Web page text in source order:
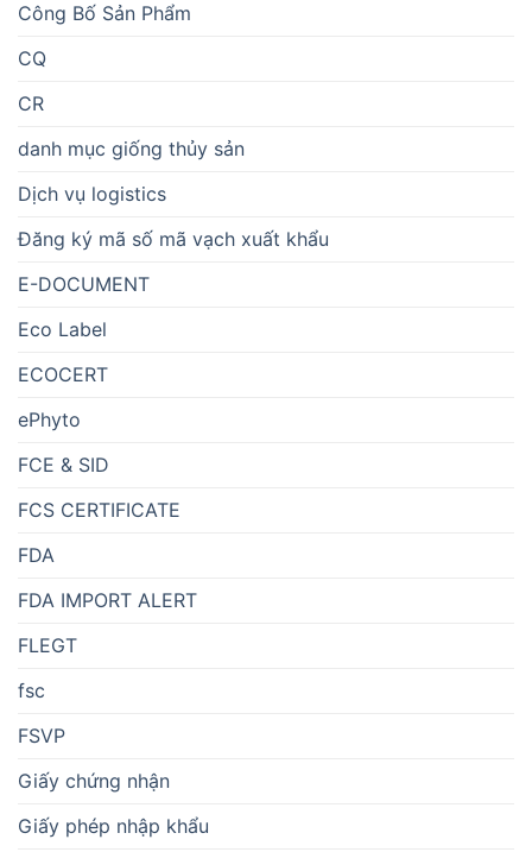
Công Bố Sản Phẩm
CQ
CR
danh mục giống thủy sản
Dịch vụ logistics
Đăng ký mã số mã vạch xuất khẩu
E-DOCUMENT
Eco Label
ECOCERT
ePhyto
FCE & SID
FCS CERTIFICATE
FDA
FDA IMPORT ALERT
FLEGT
fsc
FSVP
Giấy chứng nhận
Giấy phép nhập khẩu